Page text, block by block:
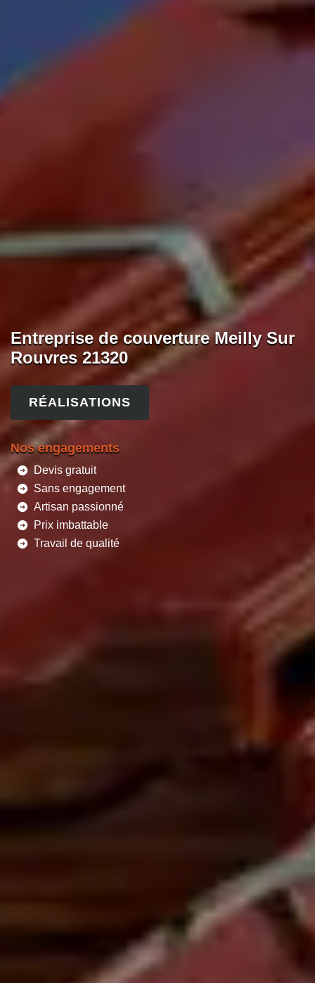
Entreprise de couverture Meilly Sur
Rouvres 21320
RÉALISATIONS
Nos engagements
Devis gratuit
Sans engagement
Artisan passionné
Prix imbattable
Travail de qualité